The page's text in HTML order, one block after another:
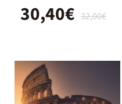
32,00€
30,40€